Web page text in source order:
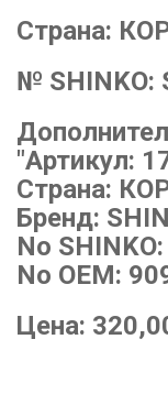
Страна:
№ SHINKO:
"Артикул:
Страна:
Бренд:
No
No OEM:
Цена: